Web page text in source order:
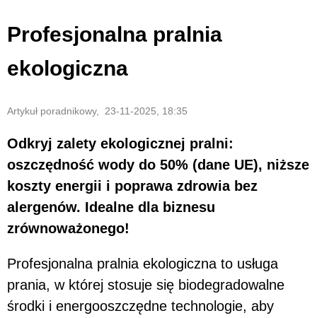
Profesjonalna pralnia
ekologiczna
Artykuł poradnikowy, 23-11-2025, 18:35
Odkryj zalety ekologicznej pralni:
oszczędność wody do 50% (dane UE), niższe
koszty energii i poprawa zdrowia bez
alergenów. Idealne dla biznesu
zrównoważonego!
Profesjonalna pralnia ekologiczna to usługa
prania, w której stosuje się biodegradowalne
środki i energooszczędne technologie, aby